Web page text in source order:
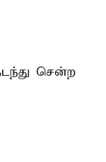
சென்ற